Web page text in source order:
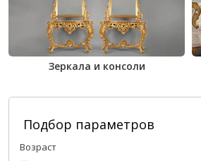
Зеркала и консоли
Подбор параметров
Возраст